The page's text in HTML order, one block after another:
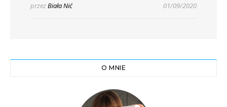
przezBiała Nić 01/09/2020
O MNIE